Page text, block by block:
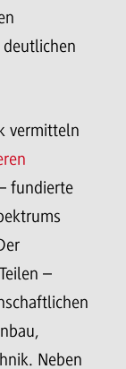
vermitteln
fundierte
–
Neben